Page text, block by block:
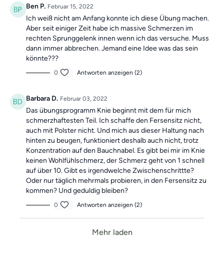
Ben P. Februar 15, 2022
Ich weiß nicht am Anfang konnte ich diese Übung machen.
Aber seit einiger Zeit habe ich massive Schmerzen im
rechten Sprunggelenk innen wenn ich das versuche. Muss
dann immer abbrechen. Jemand eine Idee was das sein
könnte???
0 Antworten anzeigen (2)
Barbara D. Februar 03, 2022
Das übungsprogramm Knie beginnt mit dem für mich
schmerzhaftesten Teil. Ich schaffe den Fersensitz nicht,
auch mit Polster nicht. Und mich aus dieser Haltung nach
hinten zu beugen, funktioniert deshalb auch nicht, trotz
Konzentration auf den Bauchnabel. Es gibt bei mir im Knie
keinen Wohlfühlschmerz, der Schmerz geht von 1 schnell
auf über 10. Gibt es irgendwelche Zwischenschrittte?
Oder nur täglich mehrmals probieren, in den Fersensitz zu
kommen? Und geduldig bleiben?
0 Antworten anzeigen (2)
Mehr laden